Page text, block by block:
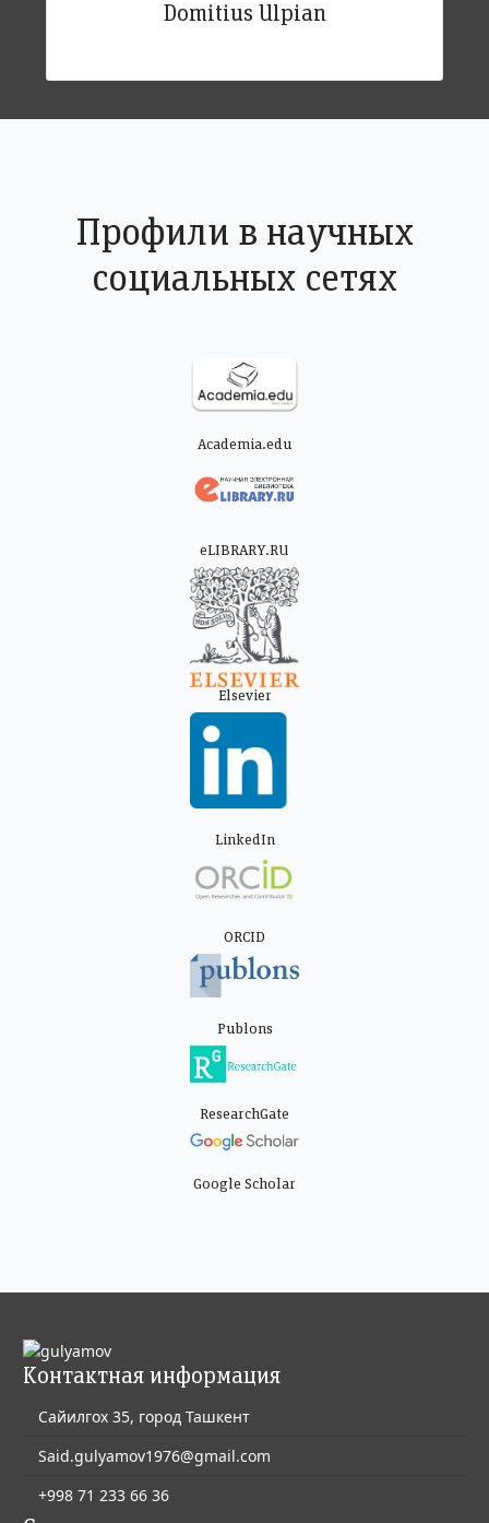
Domitius Ulpian
Профили в научных
социальных сетях
Academia.edu
eLIBRARY.RU
Elsevier
LinkedIn
ORCID
Publons
ResearchGate
Google Scholar
Контактная информация
Сайилгох 35, город Ташкент
Said.gulyamov1976@gmail.com
+998 71 233 66 36